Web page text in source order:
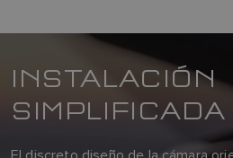
INSTALACIÓN
SIMPLIFICADA